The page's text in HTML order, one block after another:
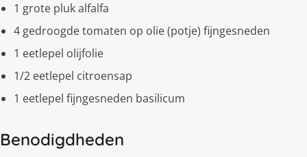
1 grote pluk alfalfa
4 gedroogde tomaten op olie (potje) fijngesneden
1 eetlepel olijfolie
1/2 eetlepel citroensap
1 eetlepel fijngesneden basilicum
Benodigdheden